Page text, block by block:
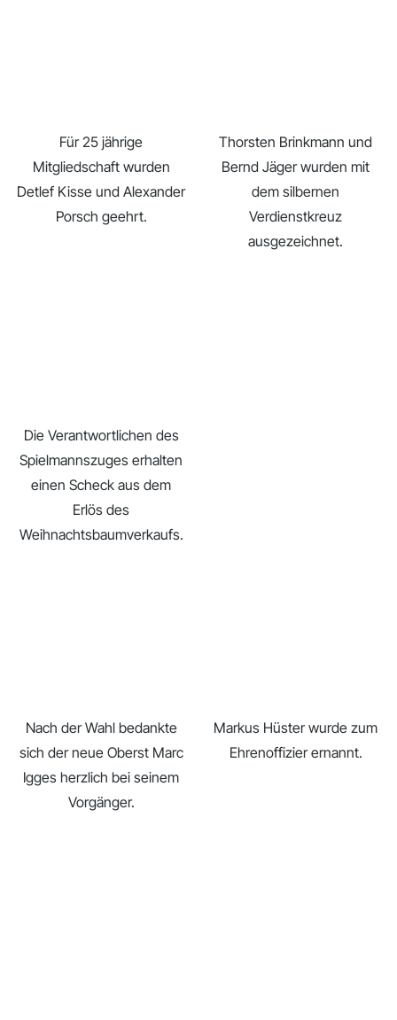
Für 25 jährige
Mitgliedschaft wurden
Detlef Kisse und Alexander
Porsch geehrt.
Thorsten Brinkmann und
Bernd Jäger wurden mit
dem silbernen
Verdienstkreuz
ausgezeichnet.
Die Verantwortlichen des
Spielmannszuges erhalten
einen Scheck aus dem
Erlös des
Weihnachtsbaumverkaufs.
Nach der Wahl bedankte
sich der neue Oberst Marc
Igges herzlich bei seinem
Vorgänger.
Markus Hüster wurde zum
Ehrenoffizier ernannt.